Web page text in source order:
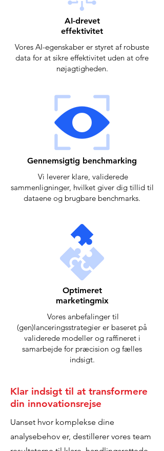
AI-drevet
effektivitet
Vores AI-egenskaber er styret af robuste
data for at sikre effektivitet uden at ofre
nøjagtigheden.
Gennemsigtig benchmarking
Vi leverer klare, validerede
sammenligninger, hvilket giver dig tillid til
dataene og brugbare benchmarks.
Optimeret
marketingmix
Vores anbefalinger til
(gen)lanceringsstrategier er baseret på
validerede modeller og raffineret i
samarbejde for præcision og fælles
indsigt.
Klar indsigt til at transformere
din innovationsrejse
Uanset hvor komplekse dine
analysebehov er, destillerer vores team